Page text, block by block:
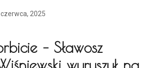
2025
– Sławosz